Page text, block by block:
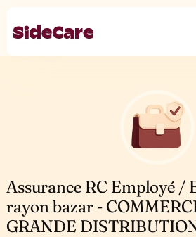
Assurance RC Employé /
rayon bazar -
GRANDE